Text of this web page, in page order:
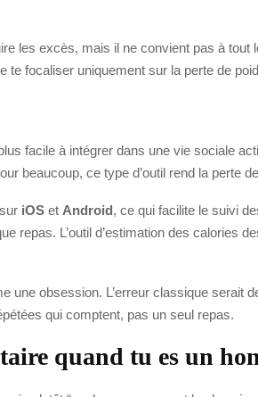
les excès, mais il ne convient pas à
te focaliser uniquement sur la perte de
facile à intégrer dans une vie sociale
beaucoup, ce type d’outil rend la perte
iOS et Android, ce qui facilite le suivi
L’outil d’estimation des calories
obsession. L’erreur classique serait
qui comptent, pas un seul repas.
quand tu es un